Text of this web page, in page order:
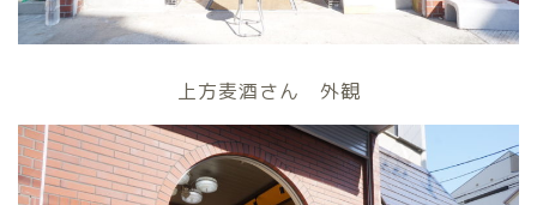
上方麦酒さん 外観